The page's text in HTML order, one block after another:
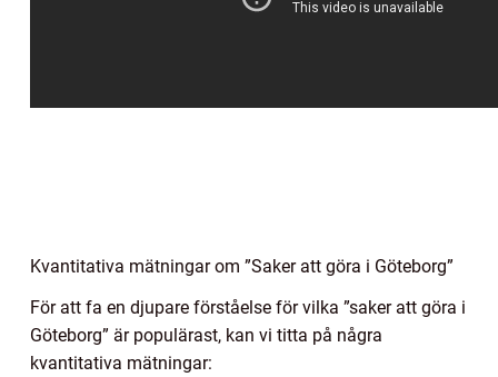
Kvantitativa mätningar om ”Saker att göra i Göteborg”
För att fa en djupare förståelse för vilka ”saker att göra i
Göteborg” är populärast, kan vi titta på några
kvantitativa mätningar: